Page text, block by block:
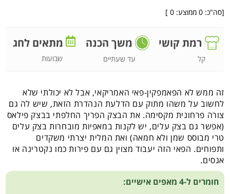
[סה"כ: 0 ממוצע: 0
]
רמת קושי
קל
משך הכנה
עד שעתיים
מתאים לחג
שבועות
זה ממש לא הפאמפקין-פאי האמריקאי, אבל לא יכולתי שלא
לחשוב על משהו מתוק עם הדלעת הנהדרת הזאת, שיש לה גם
צורה פרחונית מקסימה. את הבצק הפריך החלפתי בבצק פילאס
(אפשר גם בצק עלים, יש לקנות במאפיות מובחרות בצק עלים
טרי מבוסס שמן ולא חמאה) ואת המלית יצרתי משקדים
ותפוחים. הפאי הזה יעבוד מצוין גם עם פירות כמו נקטרינה או
אגסים.
חומרים ל-4 מאפים אישיים: